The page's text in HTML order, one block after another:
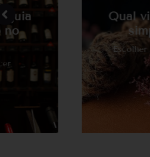
Qual vinho levar
simples para
Escolher um vinho para
arriscado —
CONTINUE